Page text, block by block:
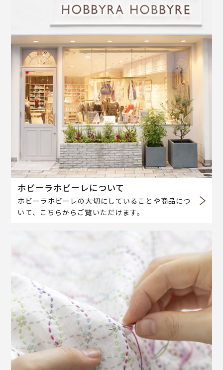
ホビーラホビーレについて
ホビーラホビーレの大切にしていることや商品につ
いて、こちらからご覧いただけます。